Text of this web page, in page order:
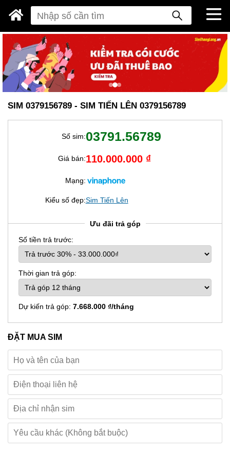
SIM 0379156789 - SIM TIẾN LÊN 0379156789
Số sim:03791.56789
Giá bán:110.000.000 ₫
Mạng:
Kiểu số đẹp:Sim Tiến Lên
Ưu đãi trả góp
Số tiền trả trước:
Thời gian trả góp:
Dự kiến trả góp: 7.668.000 ₫/tháng
ĐẶT MUA SIM